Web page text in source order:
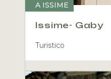
A ISSIME
Issime- Gaby
Turistico